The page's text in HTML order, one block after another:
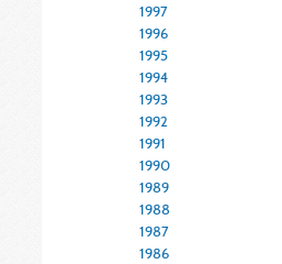
1997
1996
1995
1994
1993
1992
1991
1990
1989
1988
1987
1986